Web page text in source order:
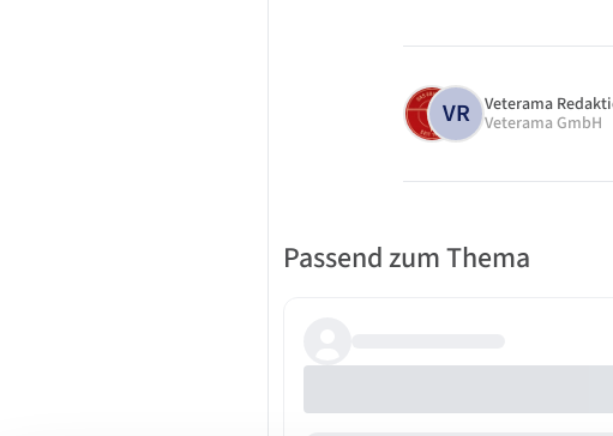
VR
Veterama
Veterama GmbH
Passend zum Thema